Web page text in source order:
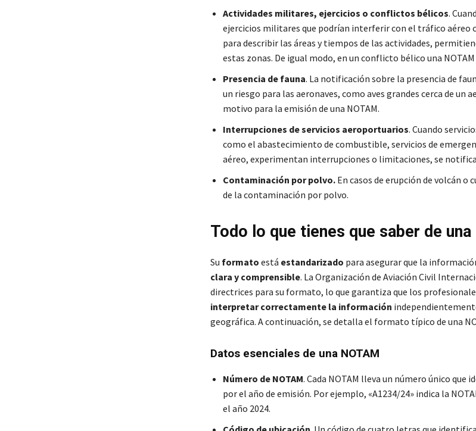
Actividades militares, ejercicios o conflictos bélicos.
ejercicios militares que podrían interferir con el tráfico aéreo
para describir las áreas y tiempos de las actividades,
estas zonas. De igual modo, en un conflicto bélico una
Presencia de fauna. La notificación sobre la presencia de
un riesgo para las aeronaves, como aves grandes cerca de un
motivo para la emisión de una NOTAM.
Interrupciones de servicios aeroportuarios. Cuando
como el abastecimiento de combustible, servicios de
aéreo, experimentan interrupciones o limitaciones, se notifica
Contaminación por polvo.En casos de erupción de volcán o
de la contaminación por polvo.
Todo lo que tienes que saber de una
Su formato está estandarizado para asegurar que la
clara y comprensible. La Organización de Aviación Civil
directrices para su formato, lo que garantiza que los
interpretar correctamente la información
geográfica. A continuación, se detalla el formato típico de una
Datos esenciales de una NOTAM
Número de NOTAM. Cada NOTAM lleva un número único que
por el año de emisión. Por ejemplo, «A1234/24» indica la
el año 2024.